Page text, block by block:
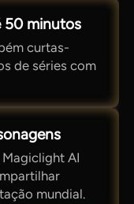
50 minutos
curtas-
de séries com
AI
mundial.